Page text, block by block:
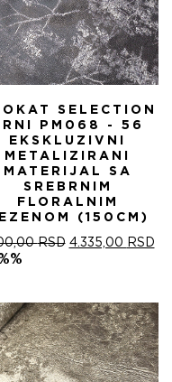
SELECTION
PM068 - 56
EKSKLUZIVNI
METALIZIRANI
MATERIJAL SA
SREBRNIM
FLORALNIM
(150CM)
RSD ОРИГИНАЛНА
5.100,00 RSD.
4.335,00 RSD